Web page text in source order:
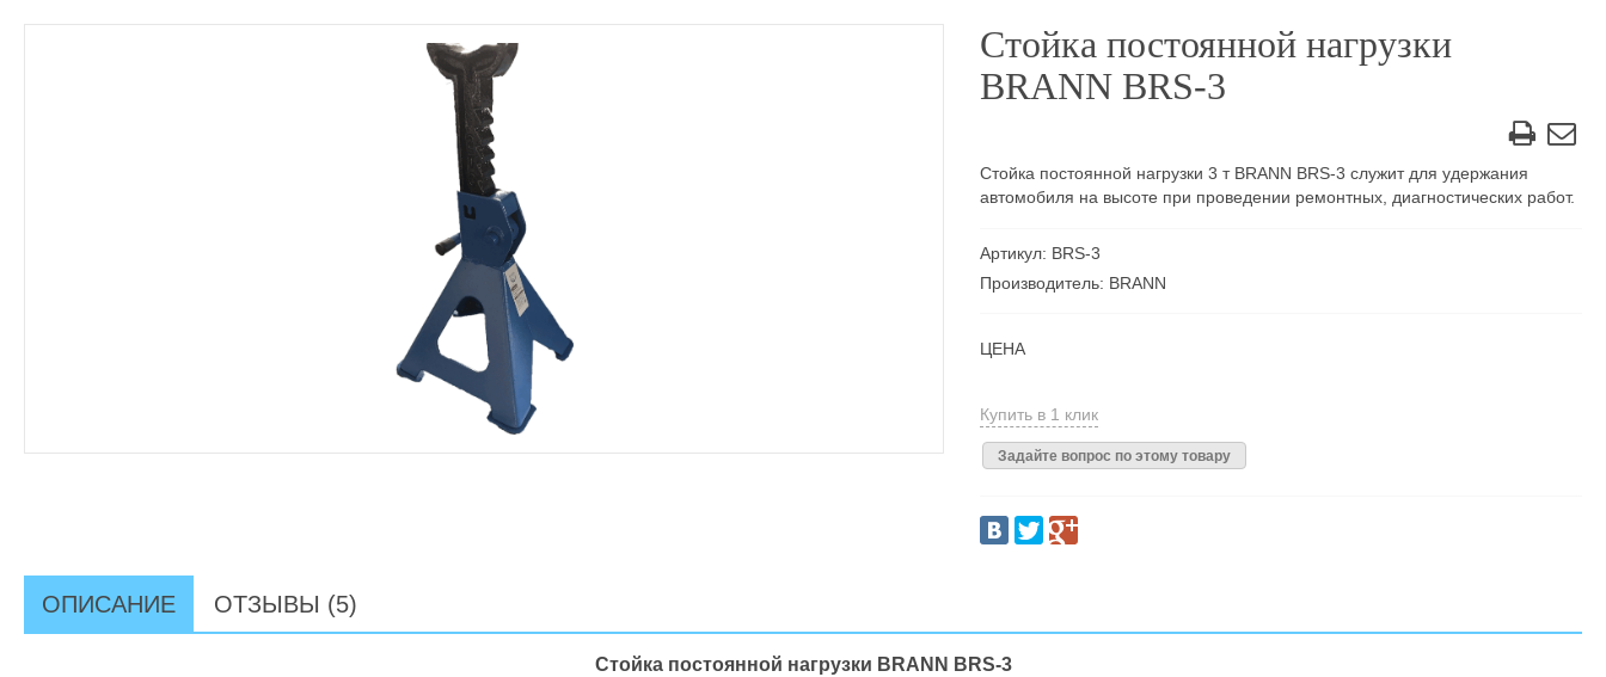
Стойка постоянной нагрузки
BRANN BRS-3
Стойка постоянной нагрузки 3 т BRANN BRS-3 служит для удержания
автомобиля на высоте при проведении ремонтных, диагностических работ.
Артикул: BRS-3
Производитель: BRANN
ЦЕНА
Купить в 1 клик
Задайте вопрос по этому товару
ОПИСАНИЕ ОТЗЫВЫ (5)
Стойка постоянной нагрузки BRANN BRS-3